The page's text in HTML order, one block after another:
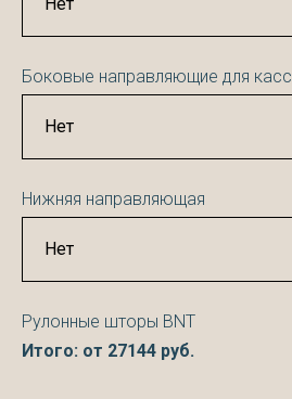
Боковые направляющие для
Нижняя направляющая
Рулонные шторы BNT
Итого: от 27144 руб.